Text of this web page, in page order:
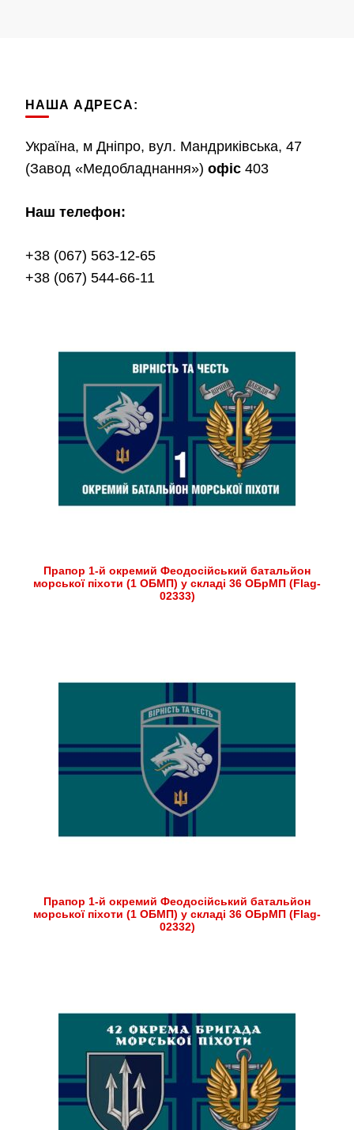
НАША АДРЕСА:
Україна, м Дніпро, вул. Мандриківська, 47
(Завод «Медобладнання») офіс 403
Наш телефон:
+38 (067) 563-12-65
+38 (067) 544-66-11
Прапор 1-й окремий Феодосійський батальйон
морської піхоти (1 ОБМП) у складі 36 ОБрМП (Flag-
02333)
Прапор 1-й окремий Феодосійський батальйон
морської піхоти (1 ОБМП) у складі 36 ОБрМП (Flag-
02332)